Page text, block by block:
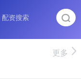
更多